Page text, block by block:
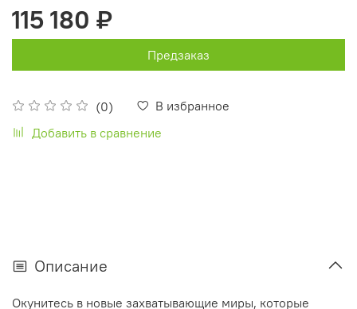
(0)
В избранное
Добавить в сравнение
115 180 ₽
Предзаказ
Описание
Окунитесь в новые захватывающие миры, которые